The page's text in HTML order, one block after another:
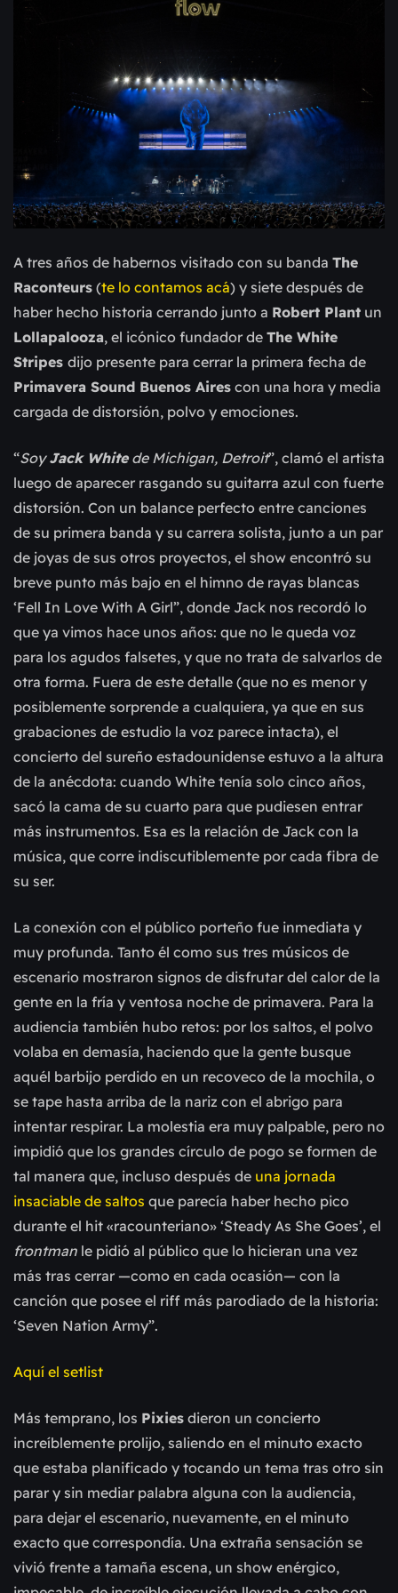
A tres años de habernos visitado con su banda The
Raconteurs (te lo contamos acá) y siete después de
haber hecho historia cerrando junto a Robert Plant un
Lollapalooza, el icónico fundador de The White
Stripes dijo presente para cerrar la primera fecha de
Primavera Sound Buenos Aires con una hora y media
cargada de distorsión, polvo y emociones.
“SoyJack Whitede Michigan, Detroit”, clamó el artista
luego de aparecer rasgando su guitarra azul con fuerte
distorsión. Con un balance perfecto entre canciones
de su primera banda y su carrera solista, junto a un par
de joyas de sus otros proyectos, el show encontró su
breve punto más bajo en el himno de rayas blancas
‘Fell In Love With A Girl”, donde Jack nos recordó lo
que ya vimos hace unos años: que no le queda voz
para los agudos falsetes, y que no trata de salvarlos de
otra forma. Fuera de este detalle (que no es menor y
posiblemente sorprende a cualquiera, ya que en sus
grabaciones de estudio la voz parece intacta), el
concierto del sureño estadounidense estuvo a la altura
de la anécdota: cuando White tenía solo cinco años,
sacó la cama de su cuarto para que pudiesen entrar
más instrumentos. Esa es la relación de Jack con la
música, que corre indiscutiblemente por cada fibra de
su ser.
La conexión con el público porteño fue inmediata y
muy profunda. Tanto él como sus tres músicos de
escenario mostraron signos de disfrutar del calor de la
gente en la fría y ventosa noche de primavera. Para la
audiencia también hubo retos: por los saltos, el polvo
volaba en demasía, haciendo que la gente busque
aquél barbijo perdido en un recoveco de la mochila, o
se tape hasta arriba de la nariz con el abrigo para
intentar respirar. La molestia era muy palpable, pero no
impidió que los grandes círculo de pogo se formen de
tal manera que, incluso después de una jornada
insaciable de saltos que parecía haber hecho pico
durante el hit «racounteriano» ‘Steady As She Goes’, el
frontman le pidió al público que lo hicieran una vez
más tras cerrar —como en cada ocasión— con la
canción que posee el riff más parodiado de la historia:
‘Seven Nation Army”.
Aquí el setlist
Más temprano, los Pixies dieron un concierto
increíblemente prolijo, saliendo en el minuto exacto
que estaba planificado y tocando un tema tras otro sin
parar y sin mediar palabra alguna con la audiencia,
para dejar el escenario, nuevamente, en el minuto
exacto que correspondía. Una extraña sensación se
vivió frente a tamaña escena, un show enérgico,